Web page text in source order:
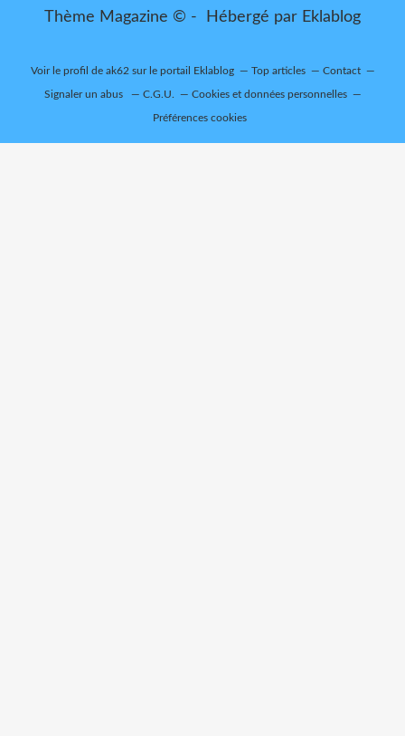
Thème Magazine © - Hébergé par Eklablog
Voir le profil de ak62 sur le portail Eklablog Top articles Contact
Signaler un abus C.G.U. Cookies et données personnelles
Préférences cookies